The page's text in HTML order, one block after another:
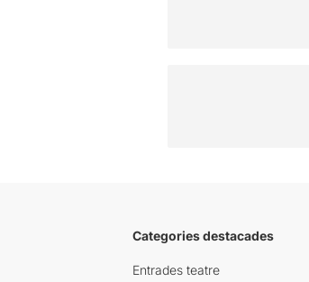
Categories destacades
Entrades teatre